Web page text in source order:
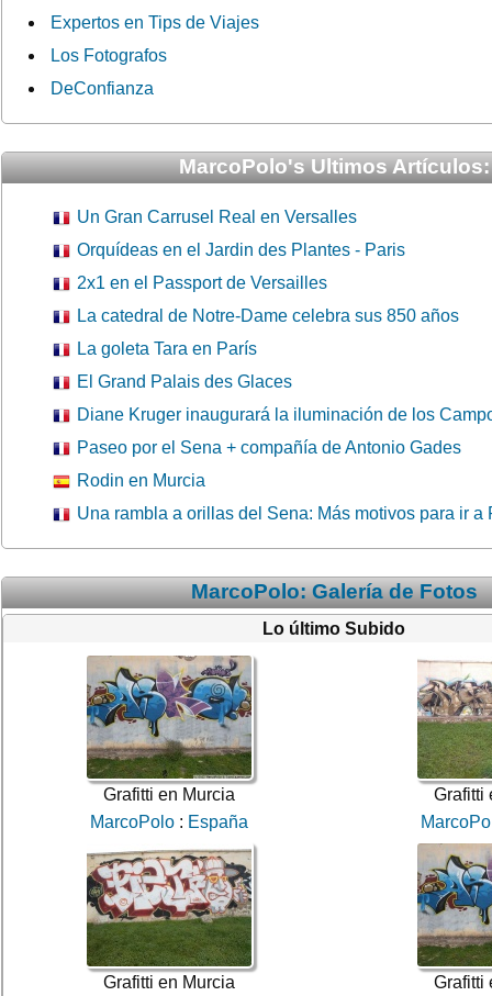
Expertos en Tips de Viajes
Los Fotografos
DeConfianza
MarcoPolo's Ultimos Artículos:
Un Gran Carrusel Real en Versalles
Orquídeas en el Jardin des Plantes - Paris
2x1 en el Passport de Versailles
La catedral de Notre-Dame celebra sus 850 años
La goleta Tara en París
El Grand Palais des Glaces
Diane Kruger inaugurará la iluminación de los
Paseo por el Sena + compañía de Antonio Gades
Rodin en Murcia
Una rambla a orillas del Sena: Más motivos para ir a
MarcoPolo: Galería de Fotos
Lo último Subido
Grafitti en Murcia
MarcoPolo: España
Grafitti
Grafitti en Murcia Grafitti